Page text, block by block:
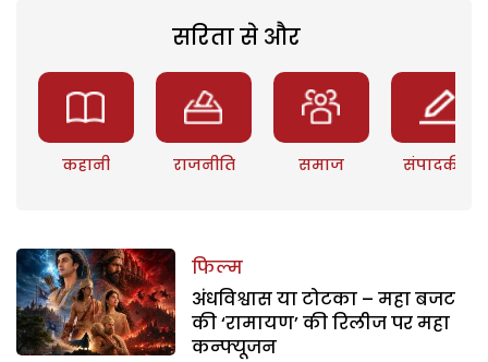
सरिता से और
कहानी राजनीति समाज संपादकीय
फिल्म
अंधविश्वास या टोटका – महा बजट
की ‘रामायण’ की रिलीज पर महा
कन्फ्यूजन